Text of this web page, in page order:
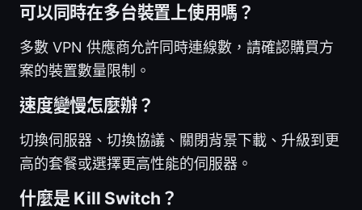
可以同時在多台裝置上使用嗎？
多數 VPN 供應商允許同時連線數，請確認購買方
案的裝置數量限制。
速度變慢怎麼辦？
切換伺服器、切換協議、關閉背景下載、升級到更
高的套餐或選擇更高性能的伺服器。
什麼是 Kill Switch？